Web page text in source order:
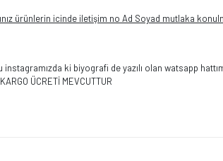
ürünlerin icinde iletişim no Ad Soyad mutlaka
ki biyografi de yazılı olan watsapp
ÜCRETİ MEVCUTTUR